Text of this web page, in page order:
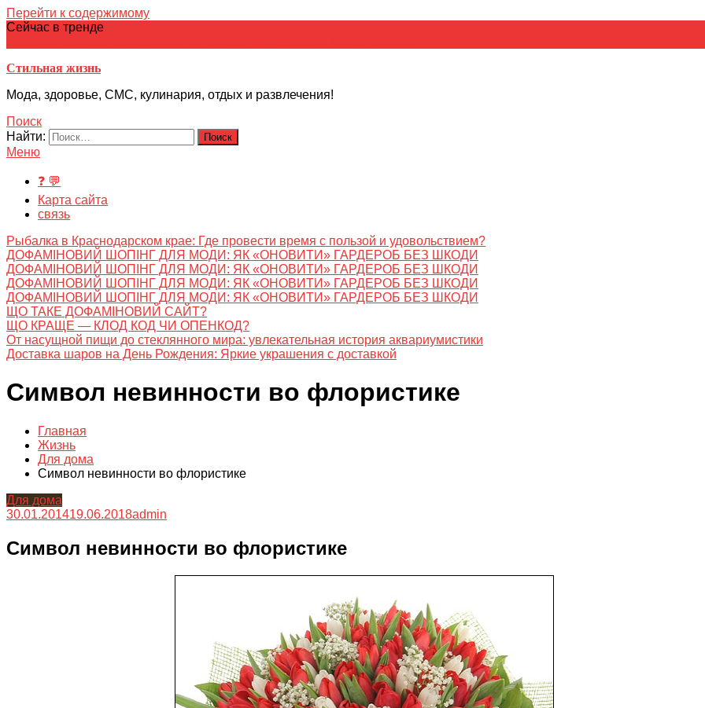
Перейти к содержимому
Сейчас в тренде
Стильная жизнь
Мода, здоровье, СМС, кулинария, отдых и развлечения!
Поиск
Найти:
Меню
❓ 💬
Карта сайта
связь
Рыбалка в Краснодарском крае: Где провести время с пользой и удовольствием?
ДОФАМІНОВИЙ ШОПІНГ ДЛЯ МОДИ: ЯК «ОНОВИТИ» ГАРДЕРОБ БЕЗ ШКОДИ
ДОФАМІНОВИЙ ШОПІНГ ДЛЯ МОДИ: ЯК «ОНОВИТИ» ГАРДЕРОБ БЕЗ ШКОДИ
ДОФАМІНОВИЙ ШОПІНГ ДЛЯ МОДИ: ЯК «ОНОВИТИ» ГАРДЕРОБ БЕЗ ШКОДИ
ДОФАМІНОВИЙ ШОПІНГ ДЛЯ МОДИ: ЯК «ОНОВИТИ» ГАРДЕРОБ БЕЗ ШКОДИ
ЩО ТАКЕ ДОФАМІНОВИЙ САЙТ?
ЩО КРАЩЕ — КЛОД КОД ЧИ ОПЕНКОД?
От насущной пищи до стеклянного мира: увлекательная история аквариумистики
Доставка шаров на День Рождения: Яркие украшения с доставкой
Символ невинности во флористике
Главная
Жизнь
Для дома
Символ невинности во флористике
Для дома
30.01.201419.06.2018admin
Символ невинности во флористике